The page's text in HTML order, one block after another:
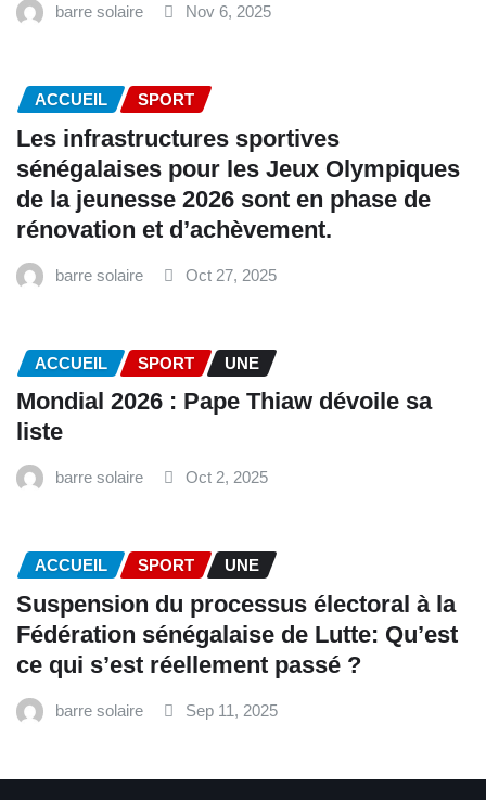
barre solaire Nov 6, 2025
ACCUEIL SPORT
Les infrastructures sportives
sénégalaises pour les Jeux Olympiques
de la jeunesse 2026 sont en phase de
rénovation et d’achèvement.
barre solaire Oct 27, 2025
ACCUEIL SPORT UNE
Mondial 2026 : Pape Thiaw dévoile sa
liste
barre solaire Oct 2, 2025
ACCUEIL SPORT UNE
‎Suspension du processus électoral à la
Fédération sénégalaise de Lutte: Qu’est
ce qui s’est réellement passé ? ‎‎
barre solaire Sep 11, 2025